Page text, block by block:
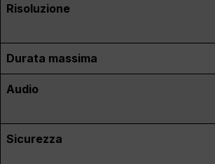
Risoluzione
Durata massima
Audio
Sicurezza